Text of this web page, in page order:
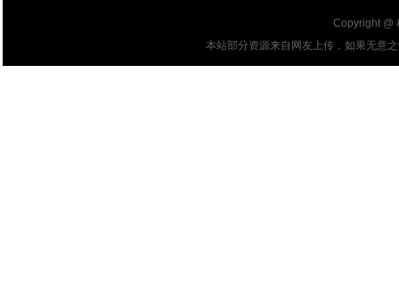
Copyright @
本站部分资源来自网友上传，如果无意